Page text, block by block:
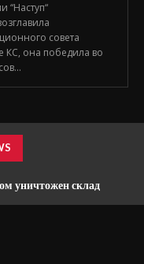
“Наступ“
совета
КС, она победила во
уничтожен склад